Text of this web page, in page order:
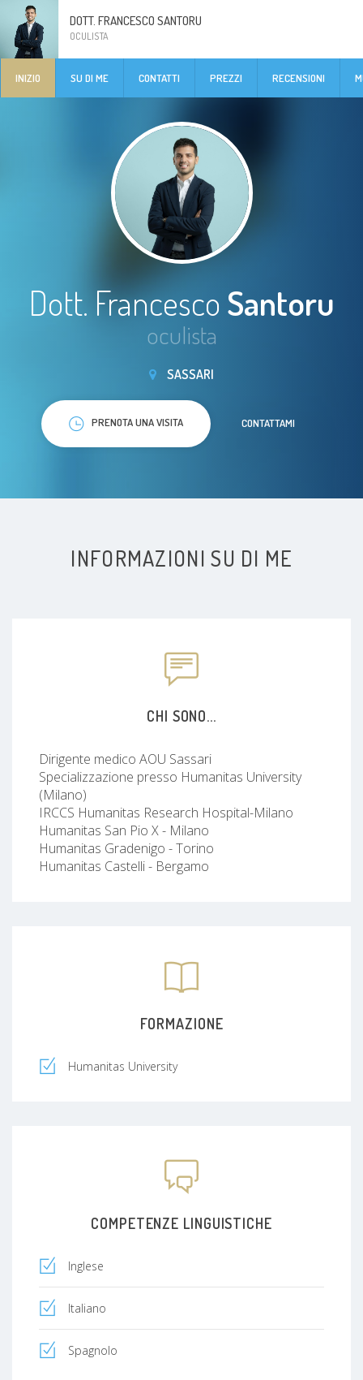
DOTT. FRANCESCO SANTORU
OCULISTA
INIZIO SU DI ME CONTATTI PREZZI RECENSIONI
Dott. Francesco Santoru
oculista
SASSARI
PRENOTA UNA VISITA CONTATTAMI
INFORMAZIONI SU DI ME
CHI SONO...
Dirigente medico AOU Sassari
Specializzazione presso Humanitas University
(Milano)
IRCCS Humanitas Research Hospital-Milano
Humanitas San Pio X - Milano
Humanitas Gradenigo - Torino
Humanitas Castelli - Bergamo
FORMAZIONE
Humanitas University
COMPETENZE LINGUISTICHE
Inglese
Italiano
Spagnolo